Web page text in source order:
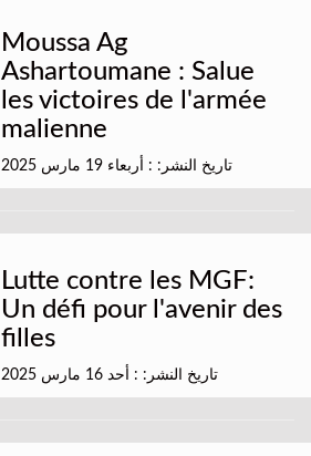
Moussa Ag
Ashartoumane : Salue
les victoires de l'armée
malienne
تاريخ النشر: : أربعاء 19 مارس 2025
Lutte contre les MGF:
Un défi pour l'avenir des
filles
تاريخ النشر: : أحد 16 مارس 2025